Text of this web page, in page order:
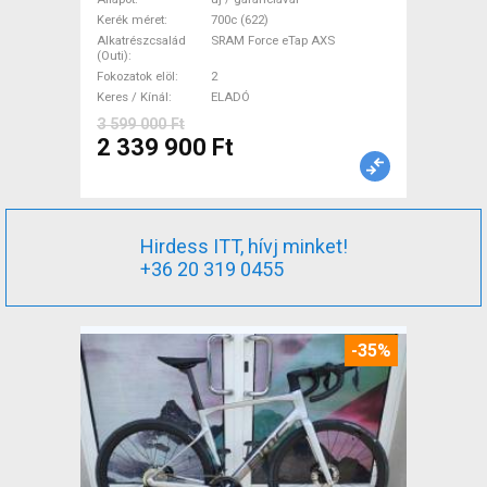
Force eTap AXS tárcsafék új /
garanciával ELADÓ
Kerék méret
700c (622)
Alkatrészcsalád
(Outi)
SRAM Force eTap AXS
Fokozatok elöl
2
Keres / Kínál
ELADÓ
3 599 000 Ft
2 339 900 Ft
Hirdess ITT, hívj minket!
+36 20 319 0455
-35%